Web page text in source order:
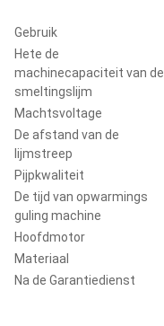
Gebruik
Hete de
machinecapaciteit van de
smeltingslijm
Machtsvoltage
De afstand van de
lijmstreep
Pijpkwaliteit
De tijd van opwarmings
guling machine
Hoofdmotor
Materiaal
Na de Garantiedienst